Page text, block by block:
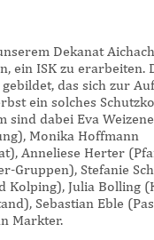
Dekanat
ein ISK zu erarbeiten.
das sich zur
ein solches
sind dabei Eva
Monika Hoffmann
Anneliese Herter
Gruppen), Stefanie
Kolping), Julia Bolling
Sebastian Eble
Markter.